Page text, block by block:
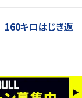
キロはじき返